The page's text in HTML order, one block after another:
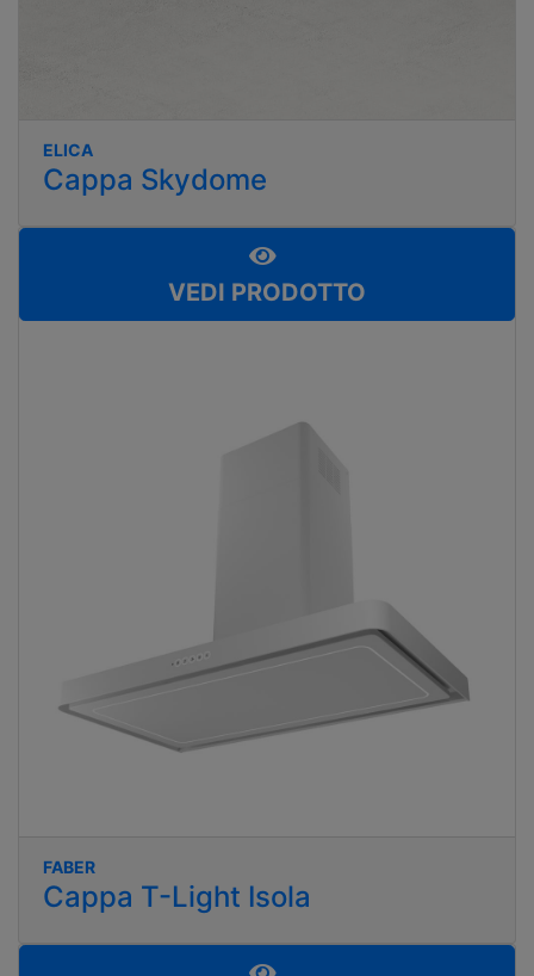
ELICA
Cappa Skydome
VEDI PRODOTTO
FABER
Cappa T-Light Isola